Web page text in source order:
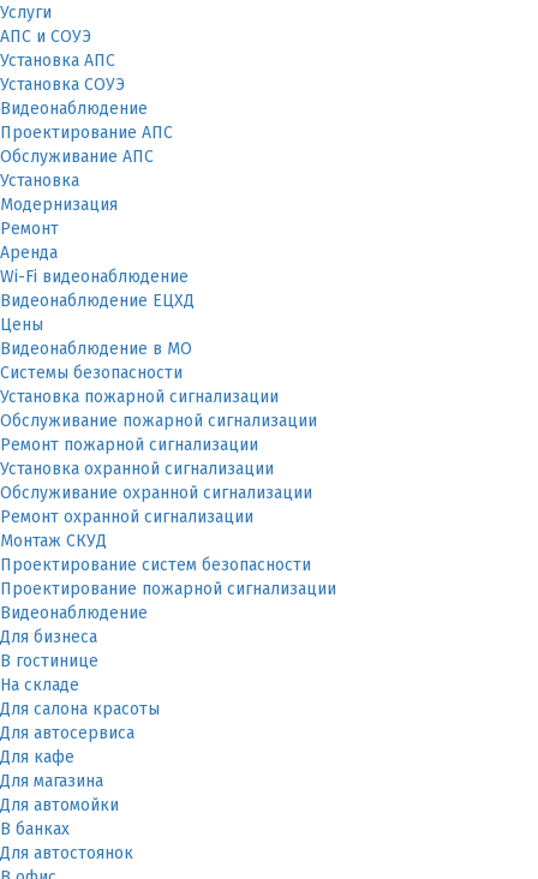
Услуги
АПС и СОУЭ
Установка АПС
Установка СОУЭ
Видеонаблюдение
Проектирование АПС
Обслуживание АПС
Установка
Модернизация
Ремонт
Аренда
Wi-Fi видеонаблюдение
Видеонаблюдение ЕЦХД
Цены
Видеонаблюдение в МО
Системы безопасности
Установка пожарной сигнализации
Обслуживание пожарной сигнализации
Ремонт пожарной сигнализации
Установка охранной сигнализации
Обслуживание охранной сигнализации
Ремонт охранной сигнализации
Монтаж СКУД
Проектирование систем безопасности
Проектирование пожарной сигнализации
Видеонаблюдение
Для бизнеса
В гостинице
На складе
Для салона красоты
Для автосервиса
Для кафе
Для магазина
Для автомойки
В банках
Для автостоянок